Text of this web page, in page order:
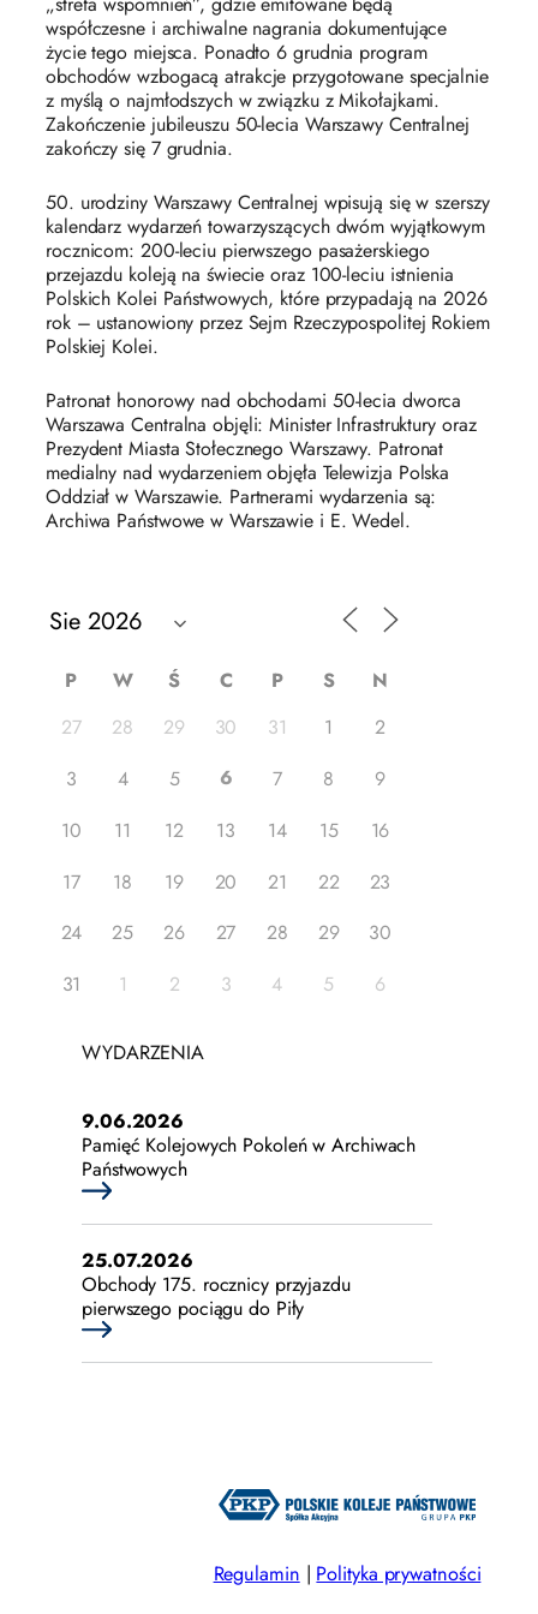
współczesne i archiwalne nagrania dokumentujące
życie tego miejsca. Ponadto 6 grudnia program
obchodów wzbogacą atrakcje przygotowane specjalnie
z myślą o najmłodszych w związku z Mikołajkami.
Zakończenie jubileuszu 50-lecia Warszawy Centralnej
zakończy się 7 grudnia.
50. urodziny Warszawy Centralnej wpisują się w szerszy
kalendarz wydarzeń towarzyszących dwóm wyjątkowym
rocznicom: 200-leciu pierwszego pasażerskiego
przejazdu koleją na świecie oraz 100-leciu istnienia
Polskich Kolei Państwowych, które przypadają na 2026
rok – ustanowiony przez Sejm Rzeczypospolitej Rokiem
Polskiej Kolei.
Patronat honorowy nad obchodami 50-lecia dworca
Warszawa Centralna objęli: Minister Infrastruktury oraz
Prezydent Miasta Stołecznego Warszawy. Patronat
medialny nad wydarzeniem objęła Telewizja Polska
Oddział w Warszawie. Partnerami wydarzenia są:
Archiwa Państwowe w Warszawie i E. Wedel.
P W Ś C P S
N
27
28 29 30 31 1
2
3
4 5 6 7 8
9
10
11 12 13 14 15
16
17
18 19 20 21 22
23
24
25 26 27 28 29
30
31
1 2 3 4 5 6
WYDARZENIA
9.06.2026
Pamięć Kolejowych Pokoleń w Archiwach
Państwowych
25.07.2026
Obchody 175. rocznicy przyjazdu
pierwszego pociągu do Piły
FUNDACJA „PAROWOZOWNIA
Regulamin | Polityka prywatności